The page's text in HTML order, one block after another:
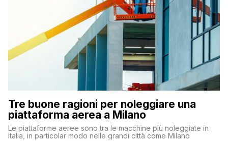
Tre buone ragioni per noleggiare una
piattaforma aerea a Milano
Le piattaforme aeree sono tra le macchine più noleggiate in
Italia, in particolar modo nelle grandi città come Milano